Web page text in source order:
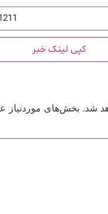
کپی لینک خبر
شد. بخش‌های موردنیاز